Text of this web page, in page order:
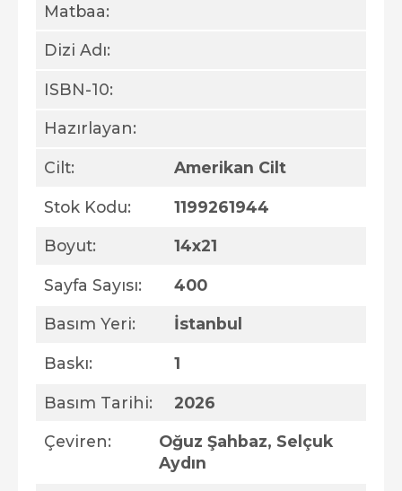
Matbaa:
Dizi Adı:
ISBN-10:
Hazırlayan:
Cilt: Amerikan Cilt
Stok Kodu: 1199261944
Boyut: 14x21
Sayfa Sayısı: 400
Basım Yeri: İstanbul
Baskı: 1
Basım Tarihi: 2026
Çeviren:
Oğuz Şahbaz, Selçuk
Aydın